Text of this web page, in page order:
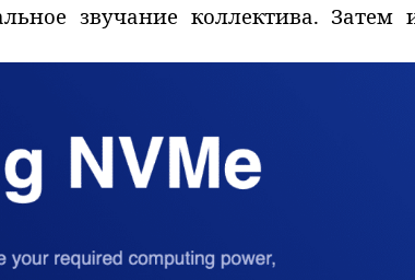
звучание коллектива. Затем